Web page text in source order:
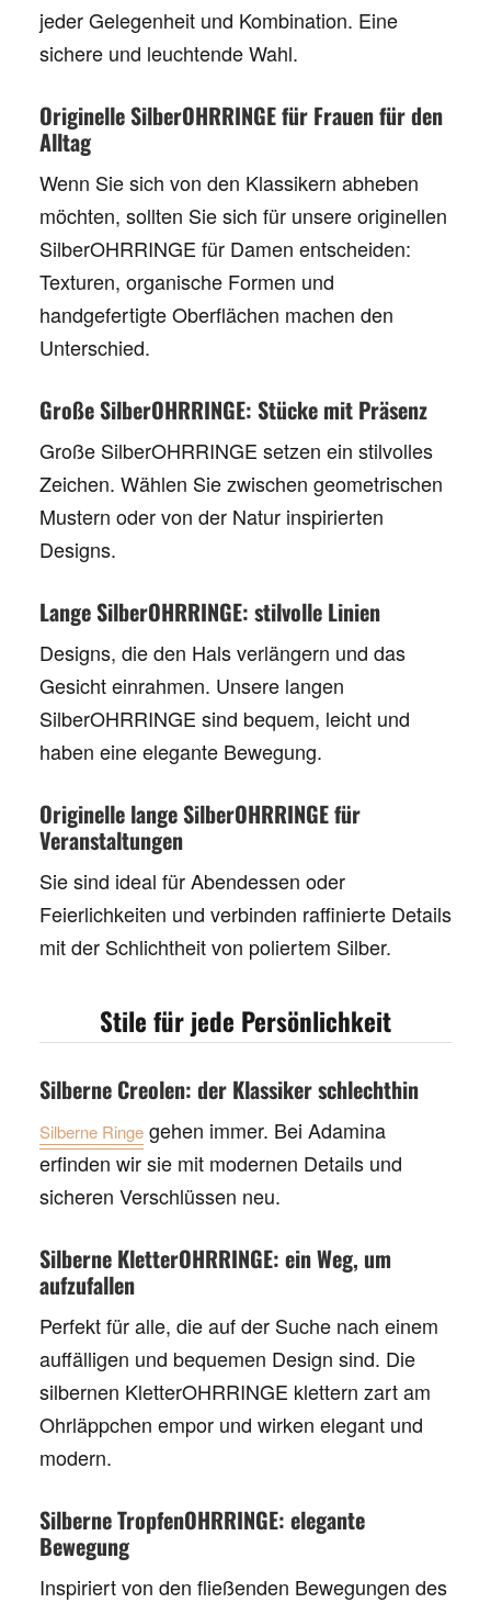
jeder Gelegenheit und Kombination. Eine
sichere und leuchtende Wahl.
Originelle SilberOHRRINGE für Frauen für den
Alltag
Wenn Sie sich von den Klassikern abheben
möchten, sollten Sie sich für unsereoriginellen
SilberOHRRINGE für Damen entscheiden:
Texturen, organische Formen und
handgefertigte Oberflächen machen den
Unterschied.
Große SilberOHRRINGE: Stücke mit Präsenz
Große SilberOHRRINGE setzen ein stilvolles
Zeichen. Wählen Sie zwischen geometrischen
Mustern oder von der Natur inspirierten
Designs.
Lange SilberOHRRINGE: stilvolle Linien
Designs, die den Hals verlängern und das
Gesicht einrahmen. Unsere langen
SilberOHRRINGE sind bequem, leicht und
haben eine elegante Bewegung.
Originelle lange SilberOHRRINGE für
Veranstaltungen
Sie sind ideal für Abendessen oder
Feierlichkeiten und verbinden raffinierte Details
mit der Schlichtheit von poliertem Silber.
Stile für jede Persönlichkeit
Silberne Creolen: der Klassiker schlechthin
Silberne Ringe gehen immer. Bei Adamina
erfinden wir sie mit modernen Details und
sicheren Verschlüssen neu.
Silberne KletterOHRRINGE: ein Weg, um
aufzufallen
Perfekt für alle, die auf der Suche nach einem
auffälligen und bequemen Design sind. Die
silbernen KletterOHRRINGE klettern zart am
Ohrläppchen empor und wirken elegant und
modern.
Silberne TropfenOHRRINGE: elegante
Bewegung
Inspiriert von den fließenden Bewegungen des